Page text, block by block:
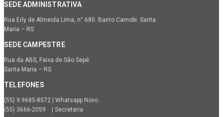
SEDE ADMINISTRATIVA
Rua Erly de Almeida Lima, n° 680. Bairro Camobi. Santa
Maria – RS
SEDE CAMPESTRE
Rua da ABS, Faixa de São Sepé.
Santa Maria – RS
TELEFONES
(55) 9.9685-8572 | Whatsapp Novo
(55) 3666-2059 | Secretaria